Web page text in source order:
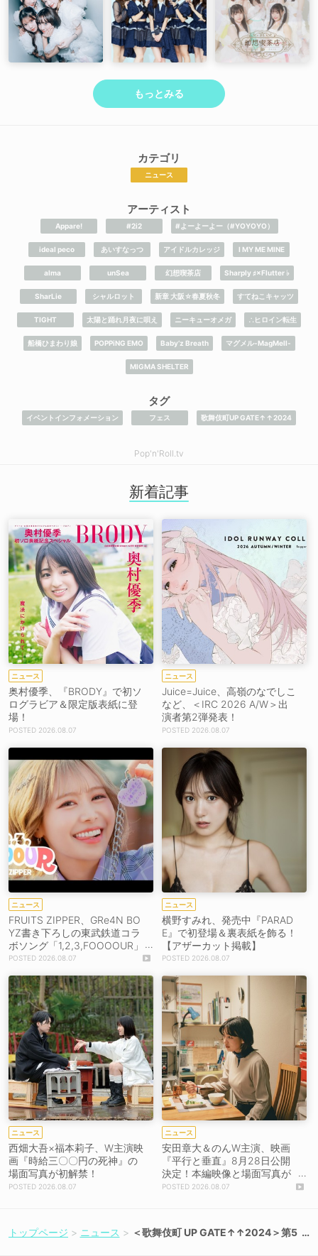
もっとみる
カテゴリ
ニュース
アーティスト
Appare! #2i2 #よーよーよー（#YOYOYO）
ideal peco あいすなっつ アイドルカレッジ I MY ME MINE
alma unSea 幻想喫茶店 Sharply ♯×Flutter ♭
SharLie シャルロット 新章 大阪☆春夏秋冬 すてねこキャッツ
TIGHT 太陽と踊れ月夜に唄え ニーキューオメガ ∴ヒロイン転生
船橋ひまわり娘 POPPiNG EMO Baby’z Breath マグメル-MagMell-
MIGMA SHELTER
タグ
イベントインフォメーション フェス 歌舞伎町UP GATE↑↑2024
Pop'n'Roll.tv
新着記事
ニュース
奥村優季、『BRODY』で初ソ
ログラビア＆限定版表紙に登
場！
2026.08.07
ニュース
Juice=Juice、高嶺のなでしこ
など、＜IRC 2026 A/W＞出
演者第2弾発表！
2026.08.07
ニュース
FRUITS ZIPPER、GRe4N BO
YZ書き下ろしの東武鉄道コラ
ボソング「1,2,3,FOOOOUR」
をリリース＆MV公開！
2026.08.07
ニュース
横野すみれ、発売中『PARAD
E』で初登場＆裏表紙を飾る！
【アザーカット掲載】
2026.08.07
ニュース
西畑大吾×福本莉子、W主演映
画『時給三〇〇円の死神』の
場面写真が初解禁！
2026.08.07
ニュース
安田章大＆のんW主演、映画
『平行と垂直』8月28日公開
決定！本編映像と場面写真が
初解禁！2026.08.07
トップページ ニュース
＜歌舞伎町 UP GATE↑↑2024＞第5